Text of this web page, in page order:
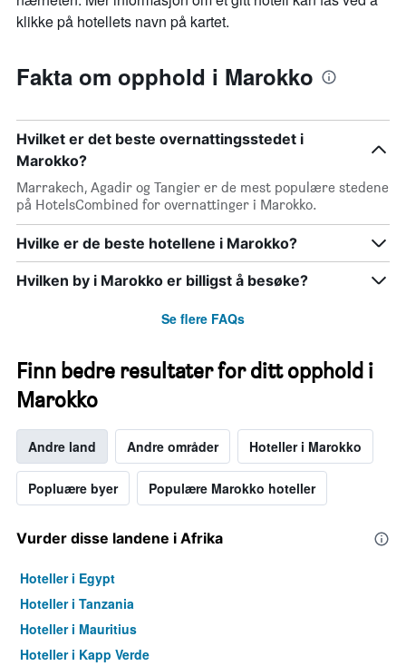
klikke på hotellets navn på kartet.
Fakta om opphold i Marokko
Hvilket er det beste overnattingsstedet i
Marokko?
Marrakech, Agadir og Tangier er de mest populære stedene
på HotelsCombined for overnattinger i Marokko.
Hvilke er de beste hotellene i Marokko?
Hvilken by i Marokko er billigst å besøke?
Se flere FAQs
Finn bedre resultater for ditt opphold i
Marokko
Andre land Andre områder Hoteller i Marokko
Popluære byer Populære Marokko hoteller
Vurder disse landene i Afrika
Hoteller i Egypt
Hoteller i Tanzania
Hoteller i Mauritius
Hoteller i Kapp Verde